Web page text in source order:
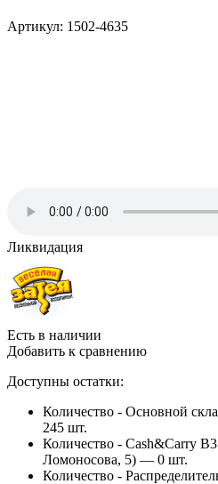
Артикул: 1502-4635
Ликвидация
Есть в наличии
Добавить к сравнению
Доступны остатки:
Количество - Основной
245 шт.
Количество - Cash&Carry
Ломоносова, 5) — 0 шт.
Количество -